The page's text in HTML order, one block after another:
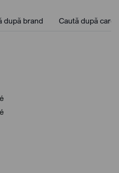
după brand Caută după